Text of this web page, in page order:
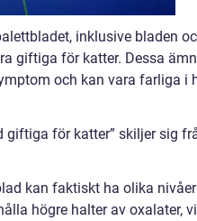
inklusive bladen
giftiga för katter. Dessa
och kan vara farliga i
giftiga för katter” skiljer sig
kan faktiskt ha olika
högre halter av oxalater,